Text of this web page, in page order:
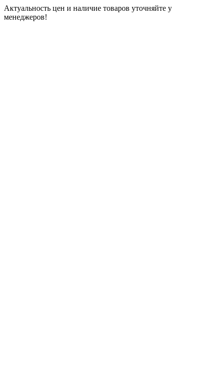
Актуальность цен и наличие товаров уточняйте у
менеджеров!